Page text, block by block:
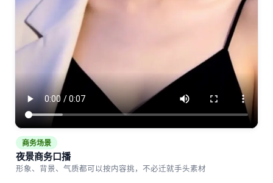
商务场景
夜景商务口播
形象、背景、气质都可以按内容挑，不必迁就手头素材